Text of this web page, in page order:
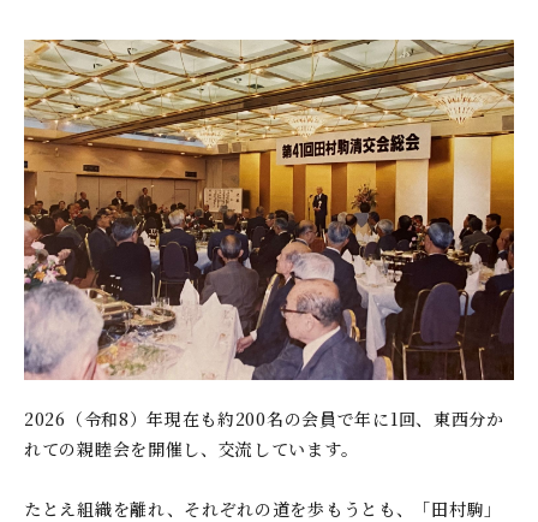
2026（令和8）年現在も約200名の会員で年に1回、東西分か
れての親睦会を開催し、交流しています。
たとえ組織を離れ、それぞれの道を歩もうとも、「田村駒」